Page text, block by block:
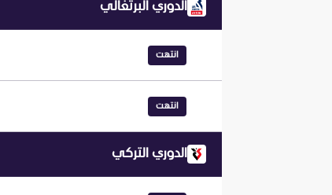
الدوري البرتغالي
انتهت
انتهت
الدوري التركي